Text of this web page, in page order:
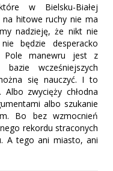
w Bielsku-Białej
hitowe ruchy nie ma
nadzieję, że nikt nie
będzie desperacko
Pole manewru jest z
wcześniejszych
się nauczyć. I to
zwycięży chłodna
albo szukanie
Bo bez wzmocnień
rekordu straconych
A tego ani miasto, ani